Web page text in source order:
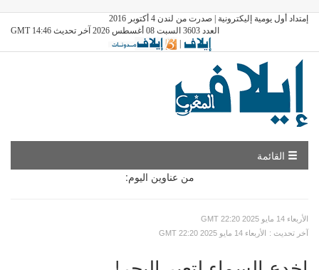
إمتداد أول يومية إليكترونية | صدرت من لندن 4 أكتوبر 2016
العدد 3603 السبت 08 أغسطس 2026 آخر تحديث GMT 14:46
|
القائمة
من عناوين اليوم:
GMT الأربعاء 14 مايو 2025 22:20
GMT الأربعاء 14 مايو 2025 22:20
: آخر تحديث